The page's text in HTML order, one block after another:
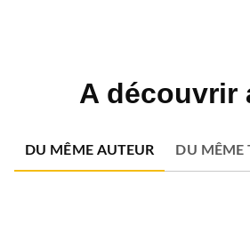
A découvrir
DU MÊME AUTEUR DU MÊME